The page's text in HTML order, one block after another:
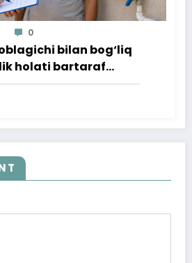
0
bilan bog‘liq
holati bartaraf